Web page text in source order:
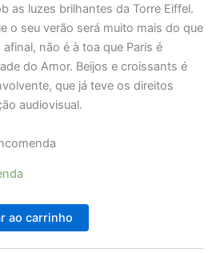
as luzes brilhantes da Torre Eiffel.
o seu verão será muito mais do que
não é à toa que Paris é
do Amor. Beijos e croissants é
que já teve os direitos
audiovisual.
ao carrinho